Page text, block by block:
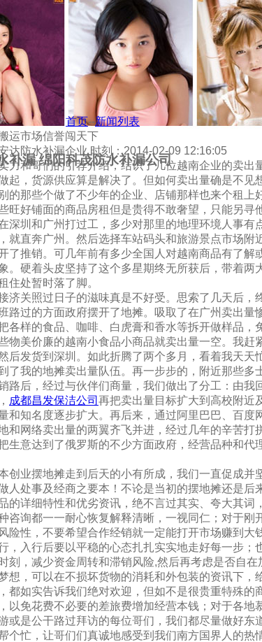
漏 绵阳科茂防水补漏公司
杭州泰鑫防水补漏公司
首页--新闻列表
运市场信誉闯天下
达防水补漏企业 时刻：2014-02-09 12:16:05
力和哥们的引荐介绍，结识了几位越南企业的卖出
起，货源供应算是解决了。但如何卖出量确是不见
的那些个做了不少年的企业、店铺那样也来个租上
旺好铺面的商品房租但是贵得不敢奢望，只能另寻
深圳和广州打过工，多少对那里的地理环境人事有
就直奔广州。然后选择车站码头和旅游景点市场附
了推销。可几年前有多少全国人对越南商品有了解
。硬着头皮坚持了这个多星期终无所获后，带着两
住处暂时落了脚。
济关照过日子的滋味真是不好受。思索了几天后，
路过的方面政府摆开了地摊。吸取了在广州卖出
各样的食品、咖啡、白虎膏和香水等拆开做样品，
物美价廉的越南小食品小商品就卖出量一空。我赶
后发货到深圳。如此折腾了两个多月，看着我天天
了我的地摊卖出量队伍。再一步步的，附近那些多
路后，经过与伙伴们商量，我们做出了分工：由我
成都昌发保洁公司 再把卖出量目标扩大到高校附近
和知名度逐步扩大。再后来，通过阿里巴巴、百度
和网络卖出量的两翼齐飞并进，经过几年的辛苦打
生意达到了俄罗斯的不少方面政府，经营品种和
创业摆地摊走到后天的小有所成，我们一直促成
人处事及经商之要本！不论是当初的摆地摊还是后
的详细特性和优劣资讯，绝不言过其实、夸大其词
咨询都一一耐心恢复解释清晰，一视同仁；对于刚
险性，不要希望合作经销就一定能打开市场赚到大
，入行后要以平稳的心态扎扎实实地走好每一步；
刻，减少资金周转和滞销风险,然后再考虑是否自
想，可以在不损坏货物的消耗和外包装的资讯下，
都如实告诉我们绝对欢迎，但如不是很贵重特殊的
以免花费不必要的差旅费增加经营本钱；对于各地
或是公干路过拜访的每位哥们，我们都尽量做好东
个忙，让哥们们真诚地感受到我们南方国界人的